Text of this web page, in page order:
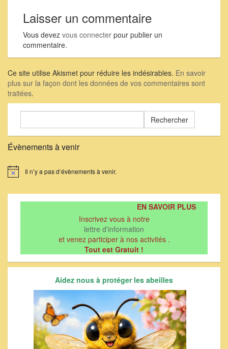
Laisser un commentaire
Vous devez vous connecter pour publier un
commentaire.
Ce site utilise Akismet pour réduire les indésirables. En savoir
plus sur la façon dont les données de vos commentaires sont
traitées.
Évènements à venir
Notice Il n’y a pas d’évènements à venir.
EN SAVOIR PLUS
Inscrivez vous à notre
lettre d'information
et venez participer à nos activités .
Tout est Gratuit !
Aidez nous à protéger les abeilles